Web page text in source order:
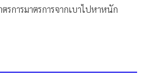
รการมาตรการจากเบาไปหาหนัก